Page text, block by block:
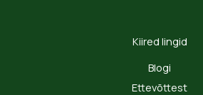
Kiired lingid
Blogi
Ettevõttest